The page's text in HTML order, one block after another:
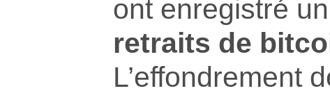
ont enregistré un
retraits de
L’effondrement